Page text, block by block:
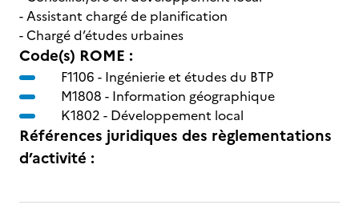
- Assistant chargé de planification
- Chargé d’études urbaines
Code(s) ROME :
F1106 - Ingénierie et études du BTP
M1808 - Information géographique
K1802 - Développement local
Références juridiques des règlementations
d’activité :